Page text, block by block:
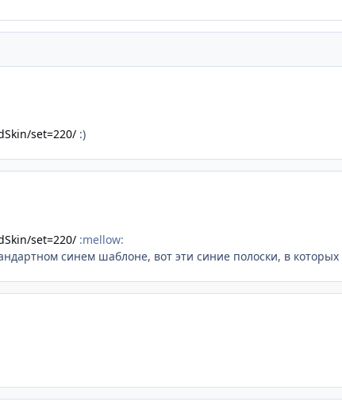
set=220/ :)
set=220/ :mellow:
синем шаблоне, вот эти синие полоски, в